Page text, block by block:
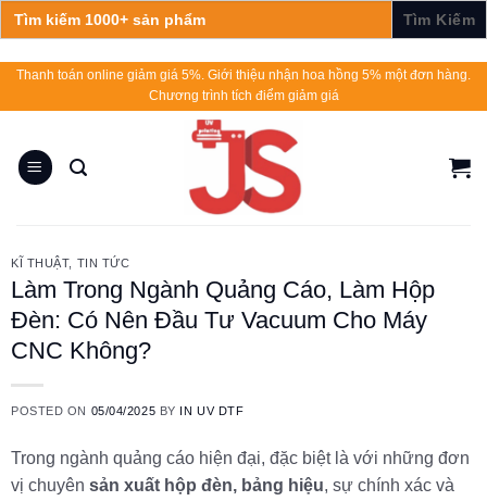
Search
for:
Skip
Thanh toán online giảm giá 5%. Giới thiệu nhận hoa hồng 5% một đơn hàng.
Chương trình tích điểm giảm giá
KĨ THUẬT, TIN TỨC
Làm Trong Ngành Quảng Cáo, Làm Hộp
Đèn: Có Nên Đầu Tư Vacuum Cho Máy
CNC Không?
POSTED ON 05/04/2025 BY IN UV DTF
Trong ngành quảng cáo hiện đại, đặc biệt là với những đơn
vị chuyên sản xuất hộp đèn, bảng hiệu, sự chính xác và